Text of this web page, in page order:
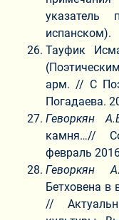
указатель
испанском).
Тауфик
арм. // С
Погадаева.
Геворкян
камня…//
февраль
Геворкян
Бетховена в
//